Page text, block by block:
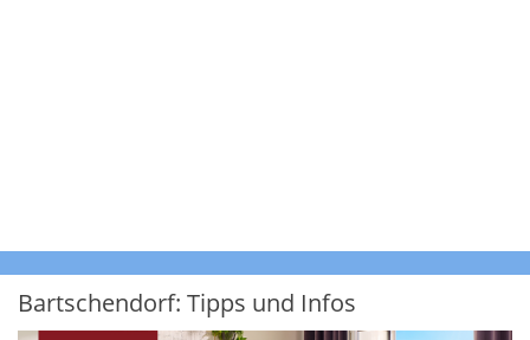
Bartschendorf: Tipps und Infos